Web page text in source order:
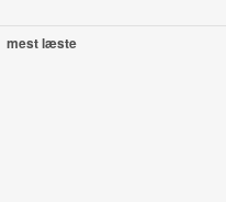
mest læste